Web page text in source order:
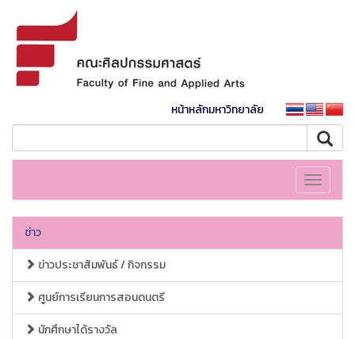
หน้าหลักมหาวิทยาลัย
Toggle
ข่าว
ข่าวประชาสัมพันธ์ / กิจกรรม
ศูนย์การเรียนการสอนดนตรี
นักศึกษาได้รางวัล